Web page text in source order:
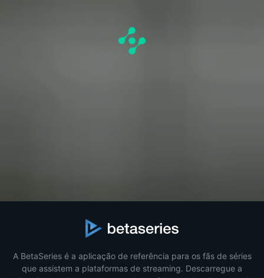
A BetaSeries é a aplicação de referência para os fãs de séries
que assistem a plataformas de streaming. Descarregue a